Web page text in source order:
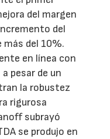
del margen
del
del 10%.
en línea con
pesar de un
la robustez
rigurosa
subrayó
se produjo en